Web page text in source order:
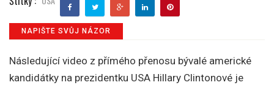
NAPIŠTE SVŮJ NÁZOR
Následující video z přímého přenosu bývalé americké
kandidátky na prezidentku USA Hillary Clintonové je